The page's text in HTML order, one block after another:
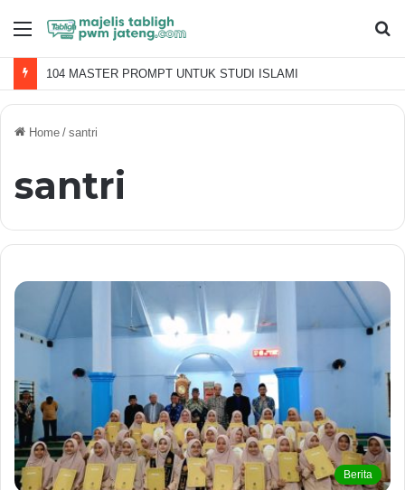
Menu
104 MASTER PROMPT UNTUK STUDI ISLAMI
Home / santri
santri
Berita